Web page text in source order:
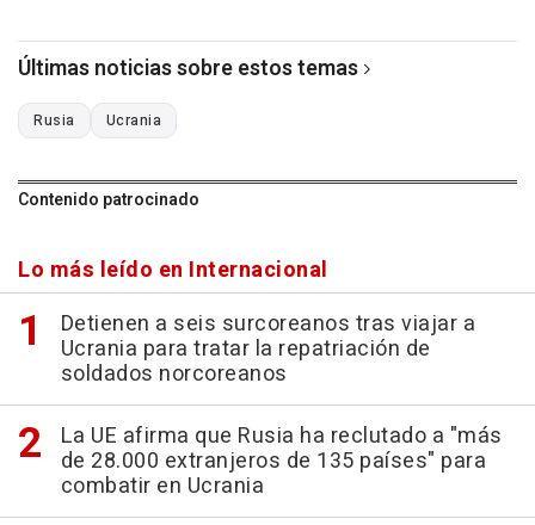
Últimas noticias sobre estos temas
Rusia Ucrania
Contenido patrocinado
Lo más leído en Internacional
Detienen a seis surcoreanos tras viajar a
Ucrania para tratar la repatriación de
soldados norcoreanos
La UE afirma que Rusia ha reclutado a "más
de 28.000 extranjeros de 135 países" para
combatir en Ucrania